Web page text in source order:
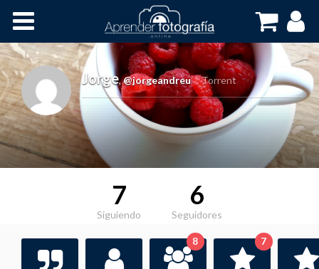
Cursos OnLine
Jorge,@jorgeandreu Torrent
7
Siguiendo
6
Seguidores
8 7